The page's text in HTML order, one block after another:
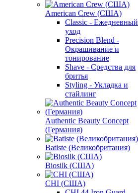
American Crew (США)
Classic - Ежедневный
уход
Precision Blend -
Окрашивание и
тонирование
Shave - Средства для
бритья
Styling - Укладка и
стайлинг
Authentic Beauty Concept
(Германия)
Batiste (Великобритания)
Biosilk (США)
CHI (США)